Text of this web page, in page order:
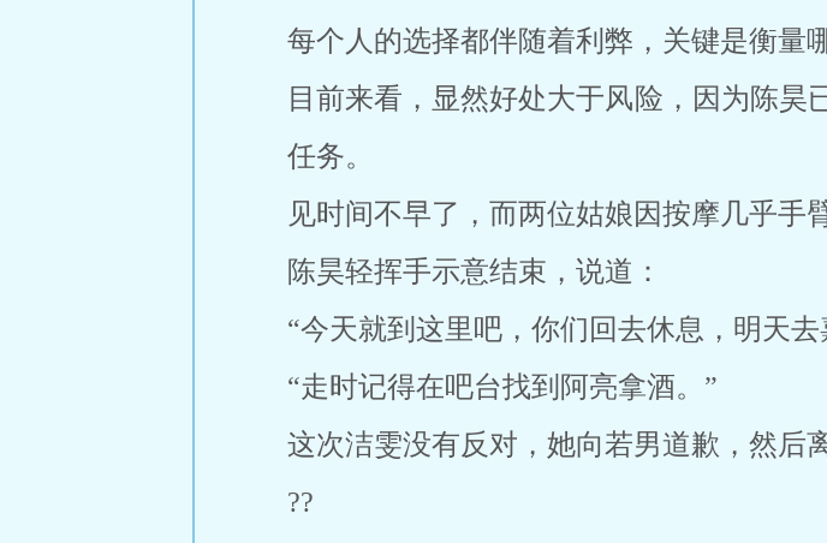
每个人的选择都伴随着利弊，关键是衡量
目前来看，显然好处大于风险，因为陈
任务。
见时间不早了，而两位姑娘因按摩几乎手
陈昊轻挥手示意结束，说道：
“今天就到这里吧，你们回去休息，明天
“走时记得在吧台找到阿亮拿酒。”
这次洁雯没有反对，她向若男道歉，然后
??